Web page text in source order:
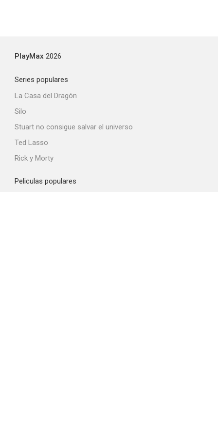
PlayMax 2026
Series populares
La Casa del Dragón
Silo
Stuart no consigue salvar el universo
Ted Lasso
Rick y Morty
Peliculas populares